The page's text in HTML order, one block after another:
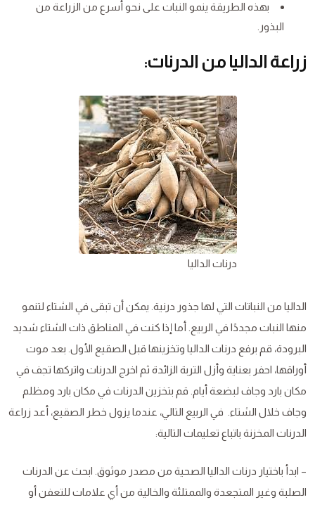
بهذه الطريقة ينمو النبات على نحو أسرع من الزراعة من
البذور.
زراعة الداليا من الدرنات:
درنات الداليا
الداليا من النباتات التي لها جذور درنية. يمكن أن تبقى في الشتاء لتنمو
منها النبات مجددًا في الربيع. أما إذا كنت في المناطق ذات الشتاء شديد
البرودة، قم برفع درنات الداليا وتخزينها قبل الصقيع الأول. بعد موت
أوراقها، احفر بعناية وأزل التربة الزائدة ثم اخرج الدرنات واتركها تجف في
مكان بارد وجاف لبضعة أيام. قم بتخزين الدرنات في مكان بارد ومظلم
وجاف خلال الشتاء. في الربيع التالي، عندما يزول خطر الصقيع، أعد زراعة
الدرنات المخزنة باتباع تعليمات التالية:
– ابدأ باختيار درنات الداليا الصحية من مصدر موثوق. ابحث عن الدرنات
الصلبة وغير المتجعدة والممتلئة والخالية من أي علامات للتعفن أو